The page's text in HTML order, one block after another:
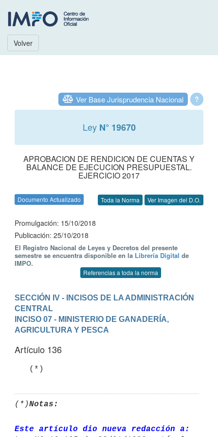
Volver
?
Ver Base Jurisprudencia Nacional
Ley N° 19670
APROBACION DE RENDICION DE CUENTAS Y
BALANCE DE EJECUCION PRESUPUESTAL.
EJERCICIO 2017
Documento Actualizado Toda la Norma Ver Imagen del D.O.
Promulgación: 15/10/2018
Publicación: 25/10/2018
El Registro Nacional de Leyes y Decretos del presente
semestre se encuentra disponible en la Librería Digital de
IMPO.
Referencias a toda la norma
SECCIÓN IV - INCISOS DE LA ADMINISTRACIÓN
CENTRAL
INCISO 07 - MINISTERIO DE GANADERÍA,
AGRICULTURA Y PESCA
Artículo 136
   (*)
(*)Notas:
Este artículo dio nueva redacción a: